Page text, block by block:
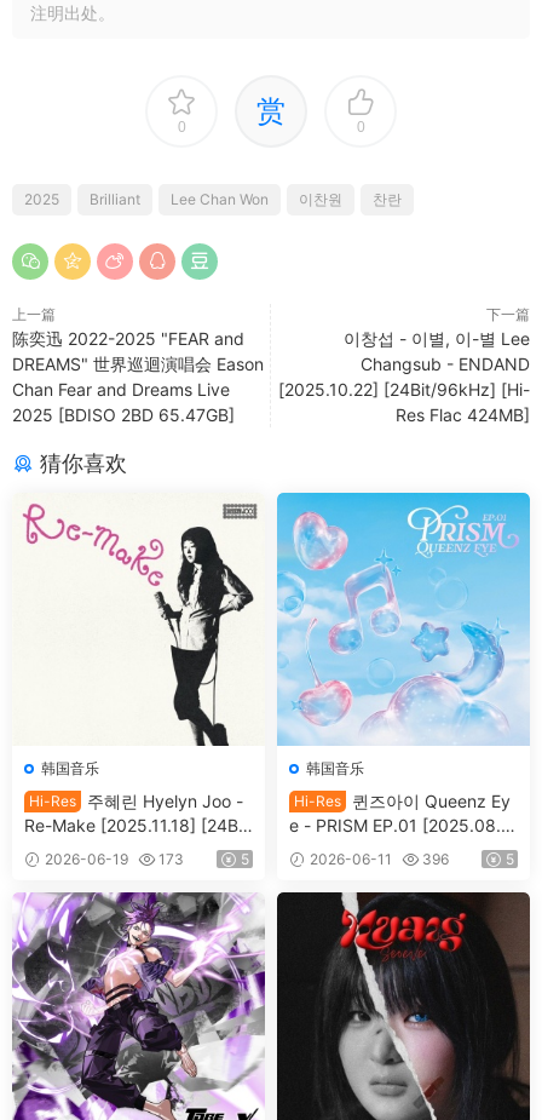
注明出处。
0 赏 0
2025 Brilliant Lee Chan Won 이찬원 찬란
上一篇
陈奕迅 2022-2025 "FEAR and
DREAMS" 世界巡迴演唱会 Eason
Chan Fear and Dreams Live
2025 [BDISO 2BD 65.47GB]
下一篇
이창섭 - 이별, 이-별 Lee
Changsub - ENDAND
[2025.10.22] [24Bit/96kHz] [Hi-
Res Flac 424MB]
猜你喜欢
韩国音乐
Hi-Res
주혜린 Hyelyn Joo -
Re-Make [2025.11.18] [24Bi
t/96kHz] [Hi-Res Flac 532M
B]
2026-06-19 173 5
韩国音乐
Hi-Res
퀸즈아이 Queenz Ey
e - PRISM EP.01 [2025.08.0
7] [24Bit/96kHz] [Hi-Res Fla
c 149MB]
2026-06-11 396 5